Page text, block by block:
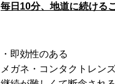
毎日10分、地道に続ける
・即効性のある
メガネ・コンタクトレン